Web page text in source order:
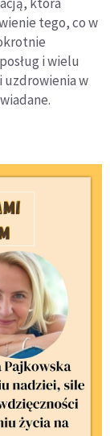
tego, co w
i wielu
uzdrowienia w